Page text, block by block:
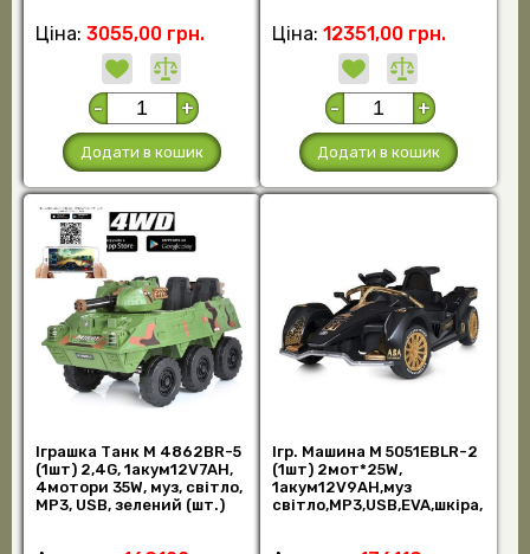
Ціна: 3055,00 грн.
- +
Додати в кошик
Ціна: 12351,00 грн.
- +
Додати в кошик
Іграшка Танк M 4862BR-5
(1шт) 2,4G, 1акум12V7AH,
4мотори 35W, муз, світло,
MP3, USB, зелений (шт.)
Ігр. Машина M 5051EBLR-2
(1шт) 2мот*25W,
1акум12V9AH,муз
свiтло,MP3,USB,EVA,шкiра,